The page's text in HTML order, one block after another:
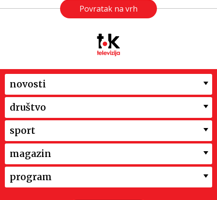
Povratak na vrh
novosti
društvo
sport
magazin
program